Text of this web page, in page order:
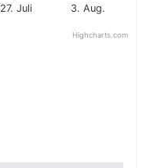
27. Juli 3. Aug.
Highcharts.com